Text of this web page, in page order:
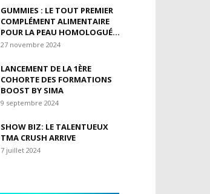
GUMMIES : LE TOUT PREMIER
COMPLÉMENT ALIMENTAIRE
POUR LA PEAU HOMOLOGUÉ...
27 novembre 2024
LANCEMENT DE LA 1ÈRE
COHORTE DES FORMATIONS
BOOST BY SIMA
9 septembre 2024
SHOW BIZ: LE TALENTUEUX
TMA CRUSH ARRIVE
7 juillet 2024